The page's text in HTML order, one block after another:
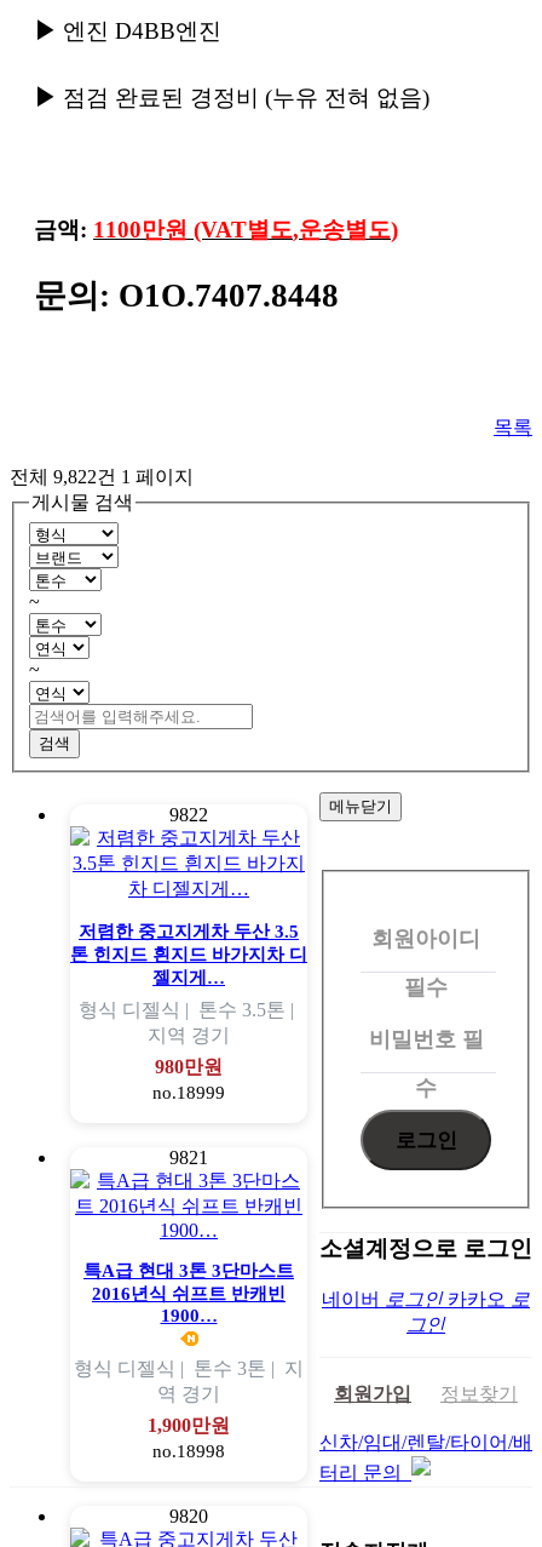
▶ 엔진 D4BB엔진
▶ 점검 완료된 경정비 (누유 전혀 없음)
금액: 1100만원 (VAT별도,운송별도)
문의 : O1O.7407.8448
목록
전체 9,822건 1 페이지
게시물 검색
~
~
검색
9822
저렴한 중고지게차 두산 3.5
톤 힌지드 흰지드 바가지차 디
젤지게…
형식 디젤식 | 톤수 3.5톤 |
지역 경기
980만원
no.18999
9821
특A급 현대 3톤 3단마스트
2016년식 쉬프트 반캐빈
1900…
형식 디젤식 | 톤수 3톤 | 지
역 경기
1,900만원
no.18998
9820
메뉴닫기
회
회원아이디
필수
비밀번호필
수
소셜계정으로 로그인
네이버 로그인 카카오 로
그인
회원가입 정보찾기
신차/임대/렌탈/타이어/배
터리 문의